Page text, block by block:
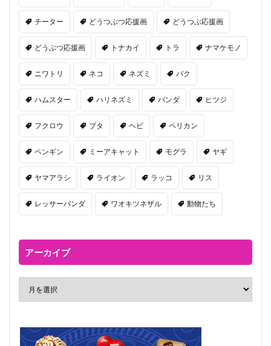
チーター どうつぶつ応援画 どうつぶ応援画
どうぶつ応援画 トナカイ トラ ナマケモノ
ニワトリ ネコ ネズミ バク
ハムスター ハリネズミ パンダ ヒツジ
フクロウ ブタ ヘビ ペリカン
ペンギン ミーアキャット モグラ ヤギ
ヤマアラシ ライオン ラッコ リス
レッサーパンダ ワオキツネザル 動物たち
アーカイブ